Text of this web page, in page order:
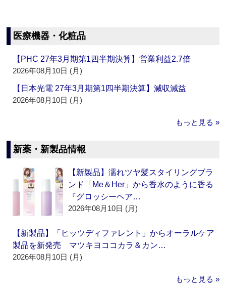
医療機器・化粧品
【PHC 27年3月期第1四半期決算】営業利益2.7倍
2026年08月10日 (月)
【日本光電 27年3月期第1四半期決算】減収減益
2026年08月10日 (月)
もっと見る »
新薬・新製品情報
【新製品】濡れツヤ髪スタイリングブラ
ンド「Me＆Her」から香水のように香る
『グロッシーヘア…
2026年08月10日 (月)
【新製品】「ヒッツディファレント」からオーラルケア
製品を新発売 マツキヨココカラ＆カン…
2026年08月10日 (月)
もっと見る »